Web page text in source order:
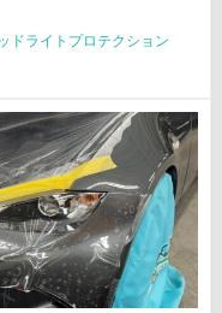
ドライトプロテクション